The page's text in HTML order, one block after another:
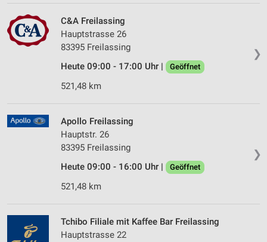
❯
C&A Freilassing
Hauptstrasse 26
83395 Freilassing
Heute 09:00 - 17:00 Uhr |
Geöffnet
521,48 km
❯
Apollo Freilassing
Hauptstr. 26
83395 Freilassing
Heute 09:00 - 16:00 Uhr |
Geöffnet
521,48 km
Tchibo Filiale mit Kaffee Bar Freilassing
Hauptstrasse 22